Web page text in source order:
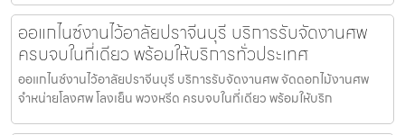
ออแกไนซ์งานไว้อาลัยปราจีนบุรี บริการรับจัดงานศพ
ครบจบในที่เดียว พร้อมให้บริการทั่วประเทศ
ออแกไนซ์งานไว้อาลัยปราจีนบุรี บริการรับจัดงานศพ จัดดอกไม้งานศพ
จำหน่ายโลงศพ โลงเย็น พวงหรีด ครบจบในที่เดียว พร้อมให้บริก